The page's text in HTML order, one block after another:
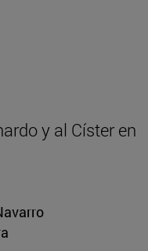
y al Císter en